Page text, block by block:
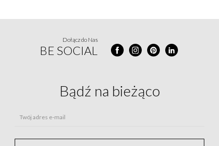
Dołącz do Nas
BE SOCIAL
Bądź na bieżąco
Twój adres e-mail